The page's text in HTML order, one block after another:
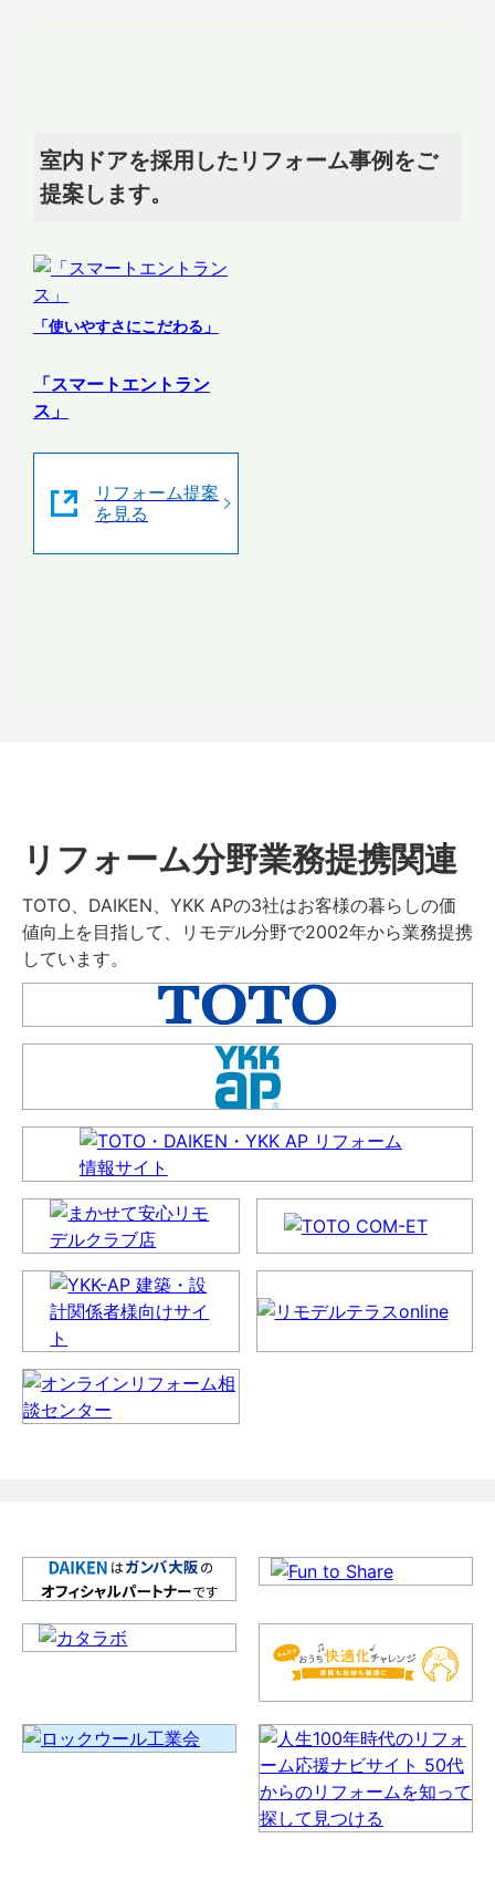
室内ドアを採用したリフォーム事例をご
提案します。
「使いやすさにこだわる」
「スマートエントラン
ス」
リフォーム提案
を見る
リフォーム分野業務提携関連
TOTO、DAIKEN、YKK APの3社はお客様の暮らしの価
値向上を目指して、リモデル分野で2002年から業務提携
しています。